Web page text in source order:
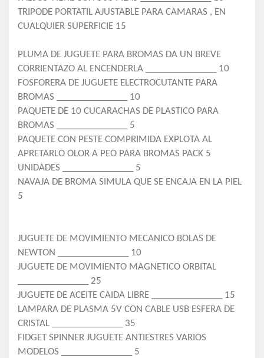
TRIPODE PORTATIL AJUSTABLE PARA CAMARAS , EN
CUALQUIER SUPERFICIE 15
PLUMA DE JUGUETE PARA BROMAS DA UN BREVE
CORRIENTAZO AL ENCENDERLA _______________ 10
FOSFORERA DE JUGUETE ELECTROCUTANTE PARA
BROMAS _______________ 10
PAQUETE DE 10 CUCARACHAS DE PLASTICO PARA
BROMAS _______________ 5
PAQUETE CON PESTE COMPRIMIDA EXPLOTA AL
APRETARLO OLOR A PEO PARA BROMAS PACK 5
UNIDADES _______________ 5
NAVAJA DE BROMA SIMULA QUE SE ENCAJA EN LA PIEL
5
JUGUETE DE MOVIMIENTO MECANICO BOLAS DE
NEWTON _______________ 10
JUGUETE DE MOVIMIENTO MAGNETICO ORBITAL
_______________ 25
JUGUETE DE ACEITE CAIDA LIBRE _______________ 15
LAMPARA DE PLASMA 5V CON CABLE USB ESFERA DE
CRISTAL _______________ 35
FIDGET SPINNER JUGUETE ANTIESTRES VARIOS
MODELOS _______________ 5